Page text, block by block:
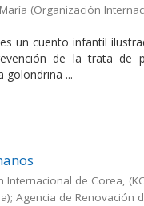
(Organización
un cuento infantil
de la trata de
golondrina ...
Internacional de Corea,
Agencia de Renovación